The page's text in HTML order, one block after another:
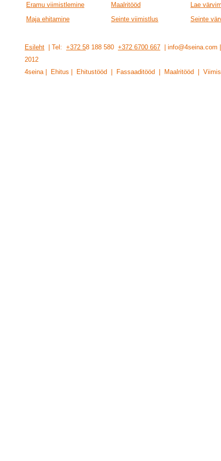
Eramu viimistlemine
Maalritööd
Lae
Maja ehitamine
Seinte viimistlus Seinte
Esileht | Tel: +372 58 188 580 +372 6700 667 |
201 2
4seina | Ehitus | Ehitustööd | Fassaaditööd | Maalritööd |